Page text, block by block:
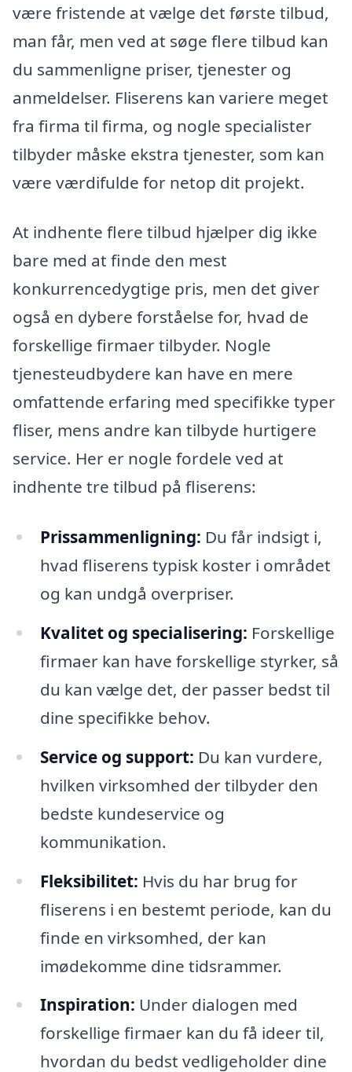
være fristende at vælge det første tilbud,
man får, men ved at søge flere tilbud kan
du sammenligne priser, tjenester og
anmeldelser. Fliserens kan variere meget
fra firma til firma, og nogle specialister
tilbyder måske ekstra tjenester, som kan
være værdifulde for netop dit projekt.
At indhente flere tilbud hjælper dig ikke
bare med at finde den mest
konkurrencedygtige pris, men det giver
også en dybere forståelse for, hvad de
forskellige firmaer tilbyder. Nogle
tjenesteudbydere kan have en mere
omfattende erfaring med specifikke typer
fliser, mens andre kan tilbyde hurtigere
service. Her er nogle fordele ved at
indhente tre tilbud på fliserens:
Prissammenligning: Du får indsigt i,
hvad fliserens typisk koster i området
og kan undgå overpriser.
Kvalitet og specialisering: Forskellige
firmaer kan have forskellige styrker, så
du kan vælge det, der passer bedst til
dine specifikke behov.
Service og support: Du kan vurdere,
hvilken virksomhed der tilbyder den
bedste kundeservice og
kommunikation.
Fleksibilitet: Hvis du har brug for
fliserens i en bestemt periode, kan du
finde en virksomhed, der kan
imødekomme dine tidsrammer.
Inspiration: Under dialogen med
forskellige firmaer kan du få ideer til,
hvordan du bedst vedligeholder dine